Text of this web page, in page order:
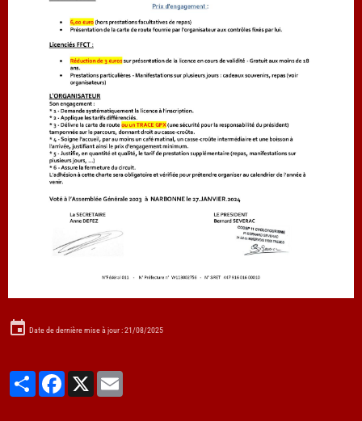
Date de dernière mise à jour : 21/08/2025
PartagerFacebook
X